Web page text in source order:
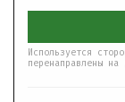
Используется
перенаправлены